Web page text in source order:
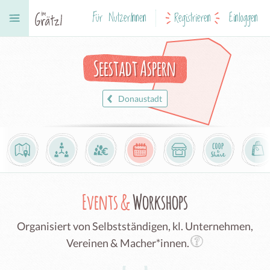
Für NutzerInnen Registrieren Einloggen
Seestadt Aspern
Donaustadt
Events &Workshops
Organisiert von Selbstständigen, kl. Unternehmen,
Vereinen & Macher*innen.